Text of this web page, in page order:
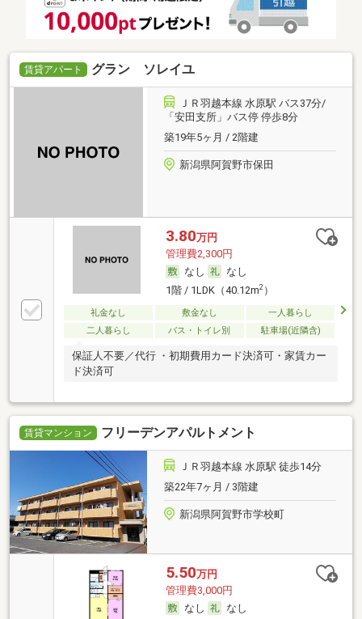
賃貸アパート グラン ソレイユ
ＪＲ羽越本線 水原駅 バス37分/
「安田支所」バス停 停歩8分
築19年5ヶ月 / 2階建
新潟県阿賀野市保田
3.80万円
管理費2,300円
なし
なし
1階 / 1LDK（40.12m2）
礼金なし 敷金なし
一人暮らし
二人暮らし
バス・トイレ別 駐車場(近隣含)
保証人不要／代行 ・初期費用カード決済可・家賃カー
ド決済可
賃貸マンション フリーデンアパルトメント
ＪＲ羽越本線 水原駅 徒歩14分
築22年7ヶ月 / 3階建
新潟県阿賀野市学校町
5.50万円
管理費3,000円
なし
なし